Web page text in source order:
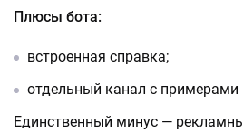
Плюсы бота:
встроенная справка;
отдельный канал с примерами
Единственный минус —